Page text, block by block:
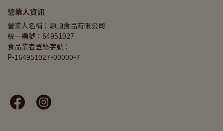
營業人資訊
營業人名稱：源順食品有限公司
統一編號：64951027
食品業者登錄字號：
P-164951027-00000-7